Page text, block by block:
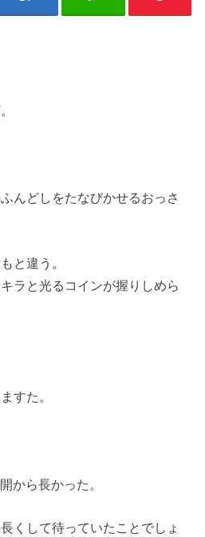
んどしをたなびかせるおっさ
と違う。
ラと光るコインが握りしめら
すた。
から長かった。
くして待っていたことでしょ